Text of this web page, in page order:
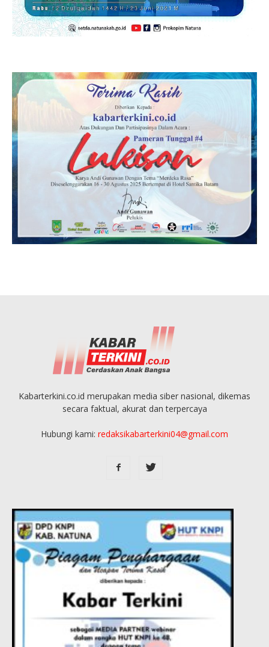
Kabarterkini.co.id merupakan media siber nasional, dikemas
secara faktual, akurat dan terpercaya
Hubungi kami: redaksikabarterkini04@gmail.com